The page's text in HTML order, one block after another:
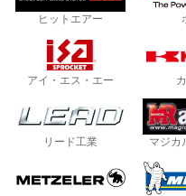
ヒットエアー
アイ・エス・エー
リード工業 マジカ